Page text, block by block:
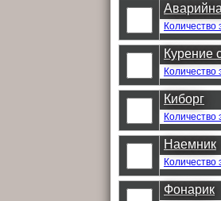
Количество
Курение
Количество
Киборг
Количество
Наемник
Количество
Фонарик